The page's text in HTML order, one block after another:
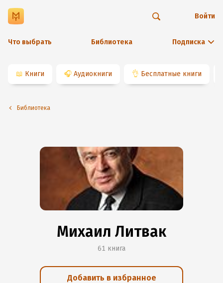
Что выбрать Библиотека Подписка
Войти
📖 Книги 🎧 Аудиокниги 👌 Бесплатные книги
Библиотека
Михаил Литвак
61 книга
Добавить в избранное